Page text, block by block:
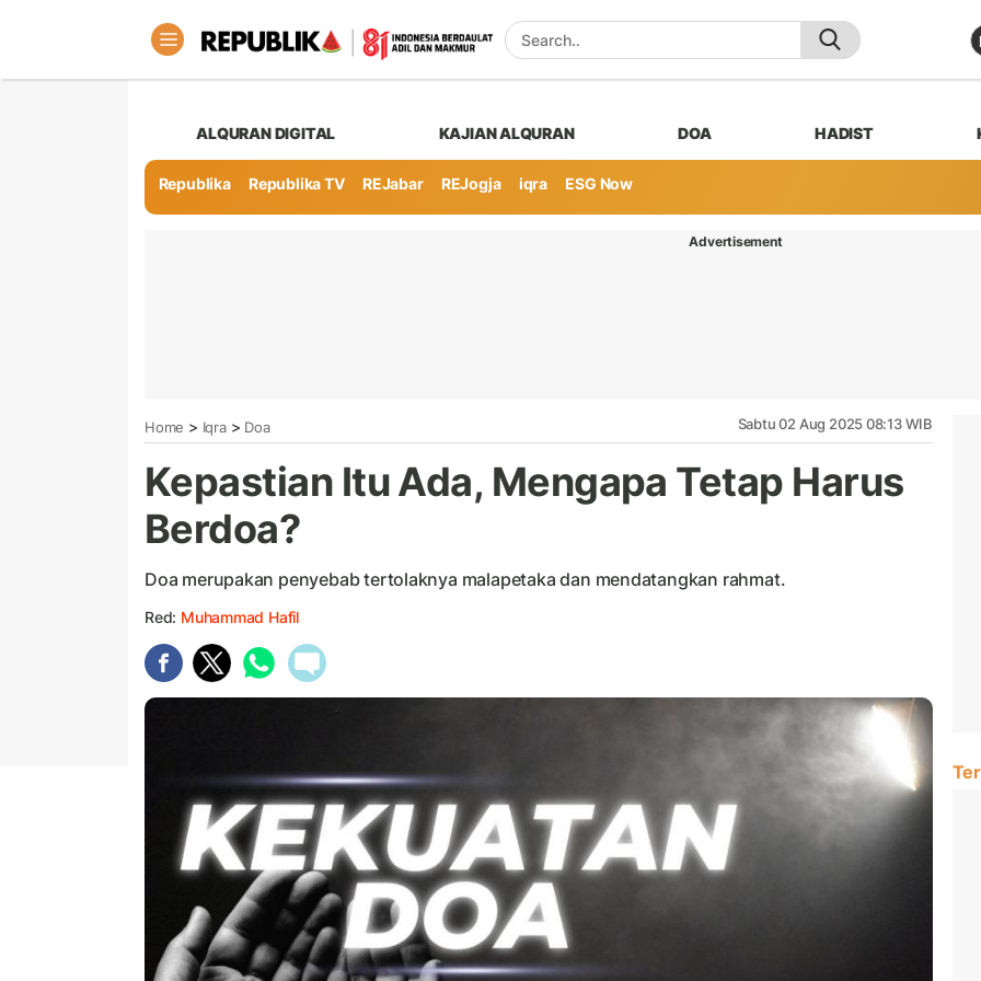
ALQURAN DIGITAL KAJIAN ALQURAN DOA HADIST
Republika Republika TV REJabar REJogja iqra ESG Now
Advertisement
Home > Iqra> Doa Sabtu 02 Aug 2025 08:13 WIB
Kepastian Itu Ada, Mengapa Tetap Harus
Berdoa?
Doa merupakan penyebab tertolaknya malapetaka dan mendatangkan rahmat.
Red: Muhammad Hafil